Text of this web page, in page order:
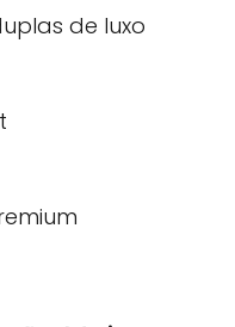
de luxo